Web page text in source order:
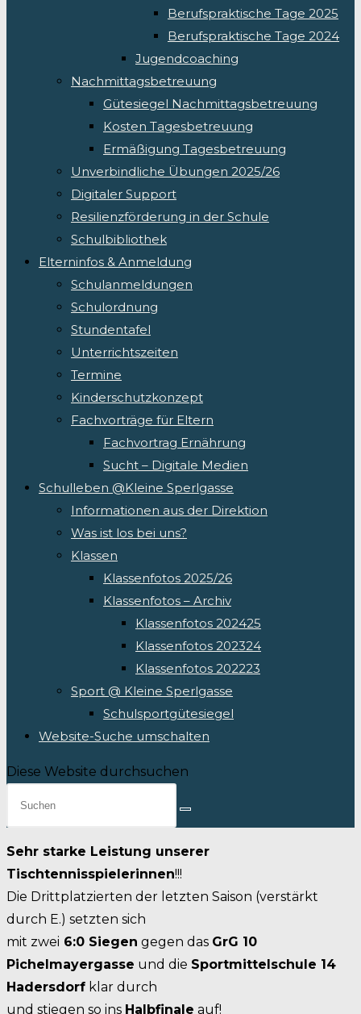
Berufspraktische Tage 2025
Berufspraktische Tage 2024
Jugendcoaching
Nachmittagsbetreuung
Gütesiegel Nachmittagsbetreuung
Kosten Tagesbetreuung
Ermäßigung Tagesbetreuung
Unverbindliche Übungen 2025/26
Digitaler Support
Resilienzförderung in der Schule
Schulbibliothek
Elterninfos & Anmeldung
Schulanmeldungen
Schulordnung
Stundentafel
Unterrichtszeiten
Termine
Kinderschutzkonzept
Fachvorträge für Eltern
Fachvortrag Ernährung
Sucht – Digitale Medien
Schulleben @Kleine Sperlgasse
Informationen aus der Direktion
Was ist los bei uns?
Klassen
Klassenfotos 2025/26
Klassenfotos – Archiv
Klassenfotos 202425
Klassenfotos 202324
Klassenfotos 202223
Sport @ Kleine Sperlgasse
Schulsportgütesiegel
Website-Suche umschalten
Diese Website durchsuchen
Sehr starke Leistung unserer
Tischtennisspielerinnen!!!
Die Drittplatzierten der letzten Saison (verstärkt
durch E.) setzten sich
mit zwei 6:0 Siegen gegen das GrG 10
Pichelmayergasse und die Sportmittelschule 14
Hadersdorf klar durch
und stiegen so ins Halbfinale auf!